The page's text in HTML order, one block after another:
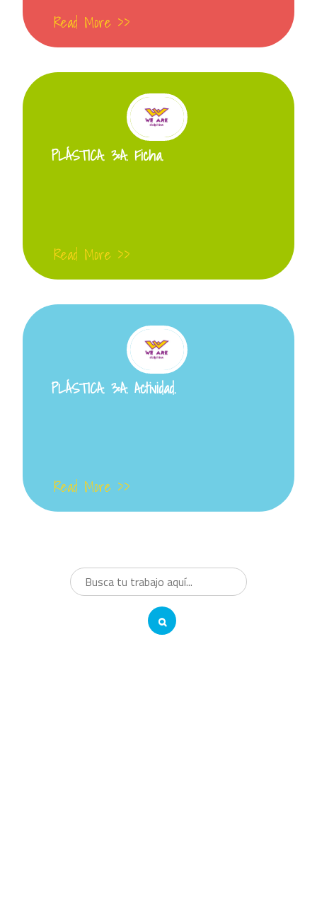
Read More >>
PLÁSTICA. 3ºA. Ficha.
Read More >>
PLÁSTICA. 3ºA. Actividad.
Read More >>